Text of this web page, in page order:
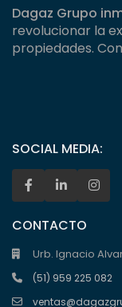
Dagaz Grupo
revolucionar la
propiedades.
SOCIAL MEDIA:
CONTACTO
Urb. Ignacio
(51) 959 225 082